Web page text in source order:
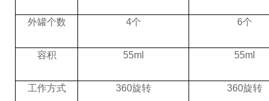
外罐个数 4个 6个
容积 55ml 55ml
工作方式 360旋转 360旋转